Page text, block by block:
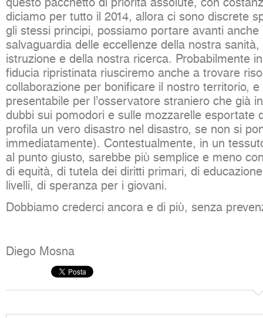
diciamo per tutto il 2014, allora ci sono discrete
gli stessi principi, possiamo portare avanti anche
salvaguardia delle eccellenze della nostra
istruzione e della nostra ricerca. Probabilmente
fiducia ripristinata riusciremo anche a trovare
collaborazione per bonificare il nostro territorio,
presentabile per l’osservatore straniero che già
dubbi sui pomodori e sulle mozzarelle esportate
profila un vero disastro nel disastro, se non si
immediatamente). Contestualmente, in un
al punto giusto, sarebbe piὺ semplice e meno
di equità, di tutela dei diritti primari, di
livelli, di speranza per i giovani.
Dobbiamo crederci ancora e di piὺ, senza
Diego Mosna